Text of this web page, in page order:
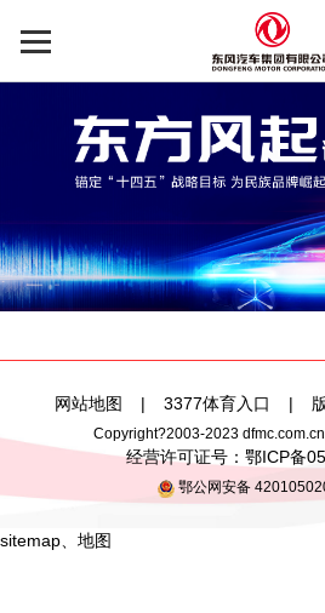
网站地图 | 3377体育入口 |
Copyright?2003-2023
经营许可证号： 鄂ICP备
鄂公网安备
sitemap、 地图